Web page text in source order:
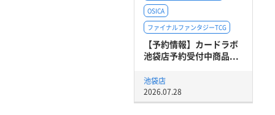
OSICA
ファイナルファンタジーTCG
【予約情報】カードラボ
池袋店予約受付中商品...
池袋店
2026.07.28